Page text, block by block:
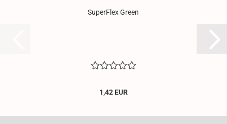
Su­per­Flex Green
1,42 EUR